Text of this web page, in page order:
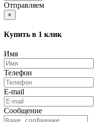
Отправляем
×
Купить в 1 клик
Имя
Телефон
E-mail
Сообщение